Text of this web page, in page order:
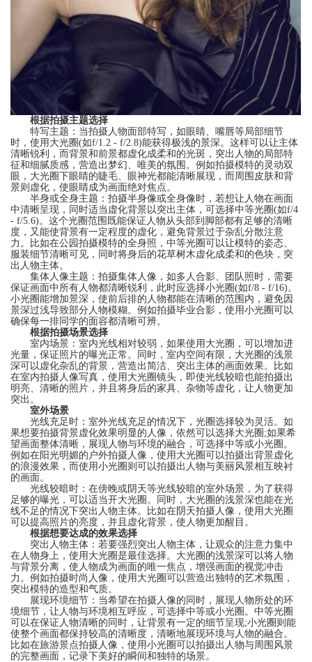
根据拍摄主题选择
‌特写主题‌：当拍摄人物面部特写，如眼睛、嘴唇等局部细节
时，使用大光圈(如f/1.2 - f/2.8)能获得极浅的景深。这样可以让主体
清晰锐利，而背景和前景都虚化成柔和的光斑，突出人物的局部特
征和细腻质感，营造出梦幻、唯美的氛围。例如拍摄模特的灵动双
眼，大光圈下眼睛的睫毛、眼神光都能清晰展现，而周围皮肤和背
景则虚化，使眼睛成为画面绝对焦点。
‌半身或全身主题‌：拍摄半身像或全身像时，若想让人物在画面
中清晰呈现，同时适当虚化背景以突出主体，可选择中等光圈(如f/4
- f/5.6)。这个光圈范围既能保证人物从头部到脚部都有足够的清晰
度，又能使背景有一定程度的虚化，避免背景过于杂乱分散注意
力。比如在公园拍摄模特的全身照，中等光圈可以让模特的姿态、
服装细节清晰可见，同时将身后的花草树木虚化成柔和的色块，突
出人物主体。
‌集体人像主题‌：拍摄集体人像，如多人合影、团队照时，需要
保证画面中所有人物都清晰锐利，此时应选择小光圈(如f/8 - f/16)。
小光圈能增加景深，使前后排的人物都能在清晰的范围内，避免因
景深过浅导致部分人物模糊。例如拍摄毕业合影，使用小光圈可以
确保每一排同学的面容都清晰可辨。
根据拍摄场景选择
‌室内场景‌：室内光线相对较弱，如果使用大光圈，可以增加进
光量，保证照片的曝光正常。同时，室内空间有限，大光圈的浅景
深可以虚化杂乱的背景，营造出简洁、突出主体的画面效果。比如
在室内拍摄人像写真，使用大光圈镜头，即使光线较暗也能拍摄出
明亮、清晰的照片，并且将身后的家具、杂物等虚化，让人物更加
突出。
室外场景‌
‌光线充足时‌：室外光线充足的情况下，光圈选择较为灵活。如
果想要拍摄背景虚化效果明显的人像，依然可以选择大光圈;如果希
望画面整体清晰，展现人物与环境的融合，可选择中等或小光圈。
例如在阳光明媚的户外拍摄人像，使用大光圈可以拍摄出背景虚化
的浪漫效果，而使用小光圈则可以拍摄出人物与美丽风景相互映衬
的画面。
‌光线较暗时‌：在傍晚或阴天等光线较暗的室外场景，为了获得
足够的曝光，可以适当开大光圈。同时，大光圈的浅景深也能在光
线不足的情况下突出人物主体。比如在阴天拍摄人像，使用大光圈
可以提高照片的亮度，并且虚化背景，使人物更加醒目。
根据想要达成的效果选择
‌突出人物主体‌：若要强烈突出人物主体，让观众的注意力集中
在人物身上，使用大光圈是最佳选择。大光圈的浅景深可以将人物
与背景分离，使人物成为画面的唯一焦点，增强画面的视觉冲击
力。例如拍摄时尚人像，使用大光圈可以营造出独特的艺术氛围，
突出模特的造型和气质。
‌展现环境细节‌：当希望在拍摄人像的同时，展现人物所处的环
境细节，让人物与环境相互呼应，可选择中等或小光圈。中等光圈
可以在保证人物清晰的同时，让背景有一定的细节呈现;小光圈则能
使整个画面都保持较高的清晰度，清晰地展现环境与人物的融合。
比如在旅游景点拍摄人像，使用小光圈可以拍摄出人物与周围风景
的完整画面，记录下美好的瞬间和独特的场景。